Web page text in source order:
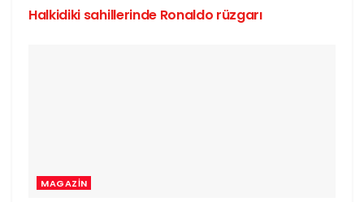
Halkidiki sahillerinde Ronaldo rüzgarı
MAGAZIN